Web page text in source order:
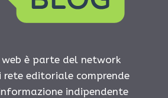
è parte del network
rete editoriale comprende
indipendente